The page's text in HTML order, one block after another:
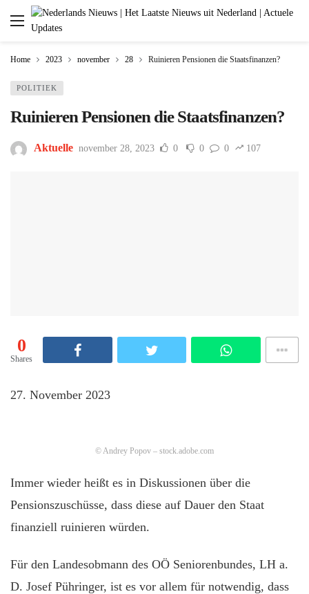
Home 2023 november 28 Ruinieren Pensionen die Staatsfinanzen?
POLITIEK
Ruinieren Pensionen die Staatsfinanzen?
Aktuelle november 28, 2023 0 0 0 107
0
Shares
27. November 2023
© Andrey Popov – stock.adobe.com
Immer wieder heißt es in Diskussionen über die
Pensionszuschüsse, dass diese auf Dauer den Staat
finanziell ruinieren würden.
Für den Landesobmann des OÖ Seniorenbundes, LH a.
D. Josef Pühringer, ist es vor allem für notwendig, dass